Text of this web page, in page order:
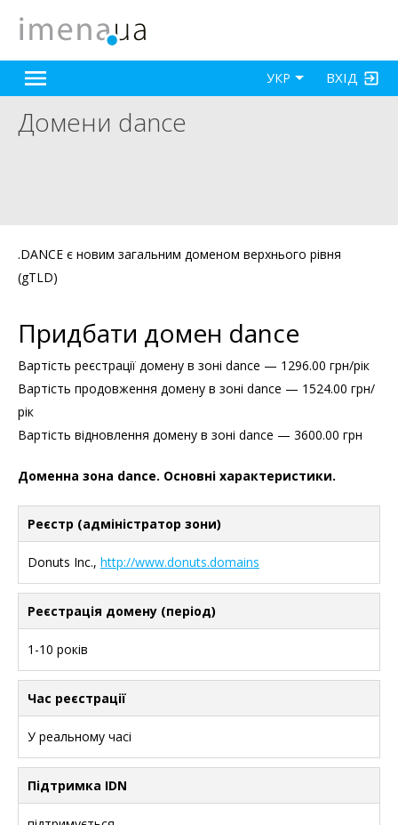
ВХІД
УКР
Домени dance
.DANCE є новим загальним доменом верхнього рівня
(gTLD)
Придбати домен dance
Вартість реєстрації домену в зоні dance — 1296.00 грн/рік
Вартість продовження домену в зоні dance — 1524.00 грн/
рік
Вартість відновлення домену в зоні dance — 3600.00 грн
Доменна зона dance. Основні характеристики.
Реєстр (адміністратор зони)
Donuts Inc., http://www.donuts.domains
Реєстрація домену (період)
1-10 років
Час реєстрації
У реальному часі
Підтримка IDN